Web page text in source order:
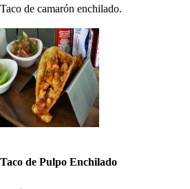
Taco de camarón enchilado.
Taco de Pulpo Enchilado